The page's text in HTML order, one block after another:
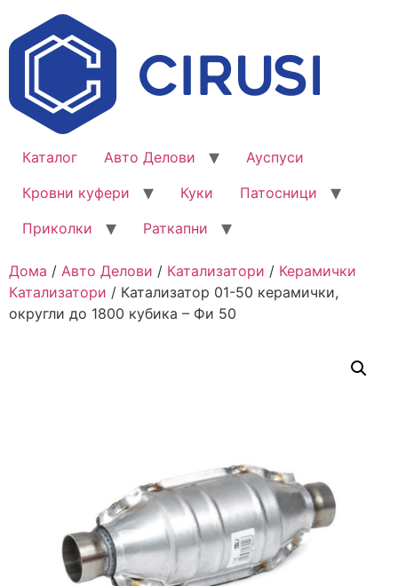
Каталог Авто Делови
Ауспуси
Кровни куфери
Куки
Патосници
Приколки
Раткапни
Дома / Авто Делови / Катализатори / Керамички
Катализатори / Катализатор 01-50 керамички,
округли до 1800 кубика – Фи 50